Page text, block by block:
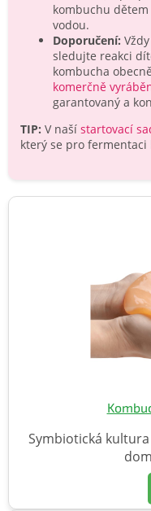
kombuchu
vodou.
Doporučení:
sledujte reakci
kombucha
komerčně
garantovaný a
TIP: V naší startovací
který se pro fermentaci
Symbiotická